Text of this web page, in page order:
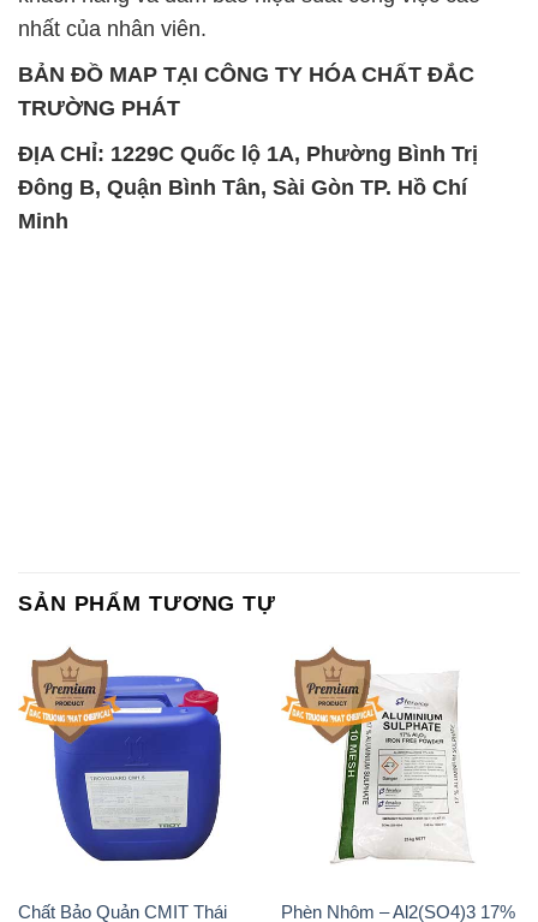
nhất của nhân viên.
BẢN ĐỒ MAP TẠI CÔNG TY HÓA CHẤT ĐẮC
TRƯỜNG PHÁT
ĐỊA CHỈ: 1229C Quốc lộ 1A, Phường Bình Trị
Đông B, Quận Bình Tân, Sài Gòn TP. Hồ Chí
Minh
SẢN PHẨM TƯƠNG TỰ
Chất Bảo Quản CMIT Thái Phèn Nhôm – Al2(SO4)3 17%